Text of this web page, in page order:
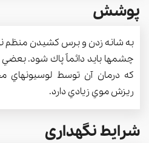
پوشش
به شانه زدن و برس كشيدن منظم
چشمها بايد دائماً پاك شود.
كه درمان آن توسط
ريزش موي زيادي دارد.
شرایط نگهداری